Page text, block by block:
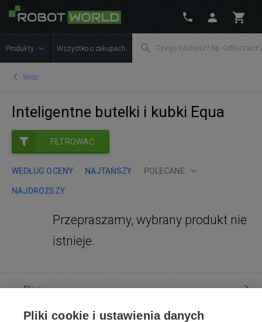
Produkty Wszystko o zakupach
Wróć
Inteligentne butelki i kubki Equa
FILTROWAĆ
WEDŁUG OCENY NAJTAŃSZY POLECANE
NAJDROŻSZY
Przepraszamy, wybrany produkt nie
istnieje.
Blog
Pliki cookie i ustawienia danych